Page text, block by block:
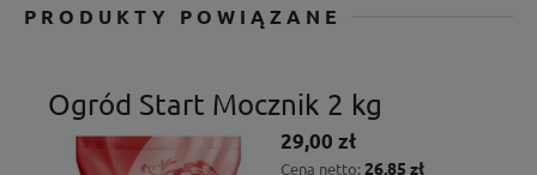
PRODUKTY POWIĄZANE
Ogród Start Mocznik 2 kg
29,00 zł
Cena netto: 26,85 zł